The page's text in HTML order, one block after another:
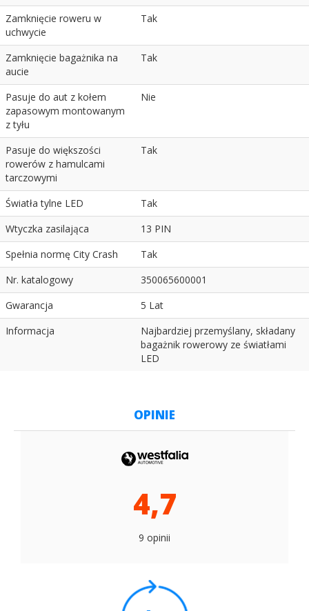
Zamknięcie roweru w
uchwycie
Tak
Zamknięcie bagażnika na
aucie
Tak
Pasuje do aut z kołem
zapasowym montowanym
z tyłu
Nie
Pasuje do większości
rowerów z hamulcami
tarczowymi
Tak
Światła tylne LED
Tak
Wtyczka zasilająca
13 PIN
Spełnia normę City Crash
Tak
Nr. katalogowy
350065600001
Gwarancja
5 Lat
Informacja
Najbardziej przemyślany, składany
bagażnik rowerowy ze światłami
LED
OPINIE
4,7
9 opinii